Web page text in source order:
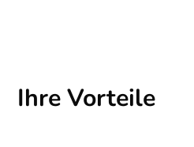
Ihre Vorteile